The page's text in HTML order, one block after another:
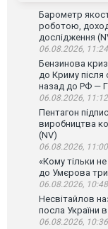
Барометр
роботою,
дослідження
06.08.2026, 11:24
Бензинова
до Криму після
назад до РФ —
06.08.2026, 11:12
Пентагон
виробництва
(NV)
06.08.2026, 11:00
«Кому тільки
до Умєрова
06.08.2026, 10:48
Несвітайлов
посла України
06.08.2026, 10:36